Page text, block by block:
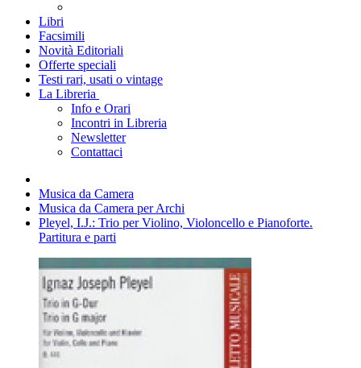
Libri
Facsimili
Novità Editoriali
Offerte speciali
Testi rari, usati o vintage
La Libreria
Info e Orari
Incontri in Libreria
Newsletter
Contattaci
Musica da Camera
Musica da Camera per Archi
Pleyel, I.J.: Trio per Violino, Violoncello e Pianoforte.
Partitura e parti